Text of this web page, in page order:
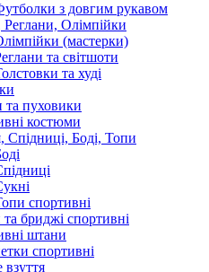
з довгим рукавом
Олімпійки
(мастерки)
та світшоти
та худі
та пуховики
костюми
Спідниці, Боді, Топи
спортивні
бриджі спортивні
штани
спортивні